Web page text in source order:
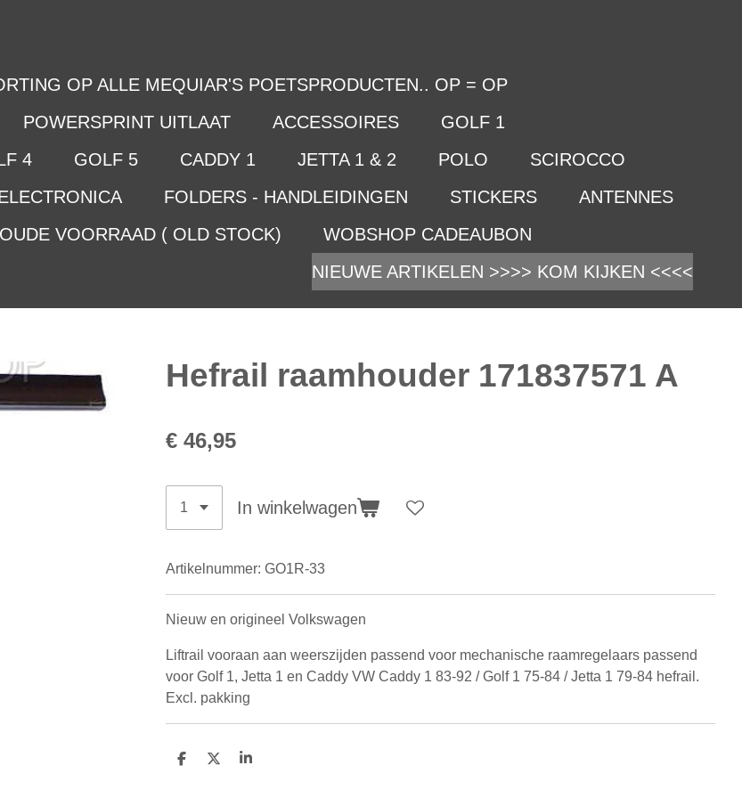
OP ALLE MEQUIAR'S POETSPRODUCTEN.. OP = OP
POWERSPRINT UITLAAT ACCESSOIRES
GOLF 1
4 GOLF 5 CADDY 1 JETTA 1 & 2 POLO
SCIROCCO
FOLDERS - HANDLEIDINGEN STICKERS
ANTENNES
OUDE VOORRAAD ( OLD STOCK)
WOBSHOP CADEAUBON
NIEUWE ARTIKELEN >>>> KOM KIJKEN <<<<
Hefrail raamhouder 171837571 A
€ 46,95
In winkelwagen
Artikelnummer: GO1R-33
Nieuw en origineel Volkswagen
Liftrail vooraan aan weerszijden passend voor mechanische raamregelaars passend
voor Golf 1, Jetta 1 en Caddy VW Caddy 1 83-92 / Golf 1 75-84 / Jetta 1 79-84 hefrail.
Excl. pakking
D
D
S